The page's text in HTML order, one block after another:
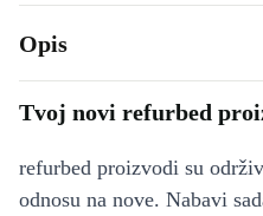
Opis
Tvoj novi refurbed
refurbed proizvodi su
odnosu na nove. Nabavi